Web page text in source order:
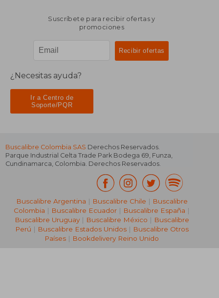
Suscríbete para recibir ofertas y
promociones
¿Necesitas ayuda?
Ir a Centro de
Soporte/PQR
Buscalibre Colombia SAS Derechos Reservados.
Parque Industrial Celta Trade Park Bodega 69, Funza,
Cundinamarca, Colombia. Derechos Reservados.
Buscalibre Argentina | Buscalibre Chile | Buscalibre
Colombia | Buscalibre Ecuador | Buscalibre España |
Buscalibre Uruguay| Buscalibre México | Buscalibre
Perú | Buscalibre Estados Unidos| Buscalibre Otros
Países | Bookdelivery Reino Unido